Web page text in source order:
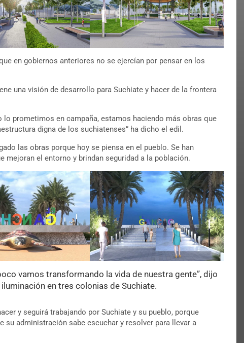
en gobiernos anteriores no se ejercían por pensar en los
una visión de desarrollo para Suchiate y hacer de la frontera
prometimos en campaña, estamos haciendo más obras que
digna de los suchiatenses” ha dicho el edil.
las obras porque hoy se piensa en el pueblo. Se han
el entorno y brindan seguridad a la población.
vamos transformando la vida de nuestra gente”, dijo
en tres colonias de Suchiate.
y seguirá trabajando por Suchiate y su pueblo, porque
su administración sabe escuchar y resolver para llevar a